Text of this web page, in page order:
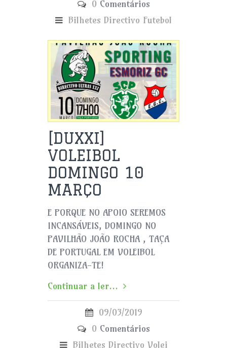
0 Comentários
Bilhetes Directivo Futebol
[DUXXI]
VOLEIBOL
DOMINGO 10
MARÇO
E PORQUE NO APOIO SEREMOS
INCANSÁVEIS, DOMINGO NO
PAVILHÃO JOÃO ROCHA , TAÇA
DE PORTUGAL EM VOLEIBOL
ORGANIZA-TE!
Continuar a ler...
09/03/2019
0 Comentários
Bilhetes Directivo Volei